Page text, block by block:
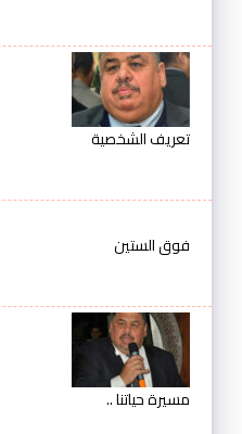
تعريف الشخصية
فوق الستين
مسيرة حياتنا ..